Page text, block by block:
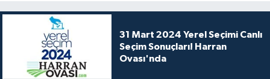
31 Mart 2024 Yerel Seçimi Canlı
Seçim Sonuçları! Harran
Ovası'nda